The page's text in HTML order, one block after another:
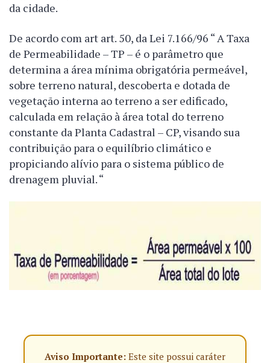
da cidade.
De acordo com art art. 50, da Lei 7.166/96 “ A Taxa
de Permeabilidade – TP – é o parâmetro que
determina a área mínima obrigatória permeável,
sobre terreno natural, descoberta e dotada de
vegetação interna ao terreno a ser edificado,
calculada em relação à área total do terreno
constante da Planta Cadastral – CP, visando sua
contribuição para o equilíbrio climático e
propiciando alívio para o sistema público de
drenagem pluvial. “
Aviso Importante: Este site possui caráter